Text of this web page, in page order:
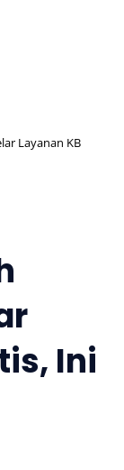
Layanan KB
Ini